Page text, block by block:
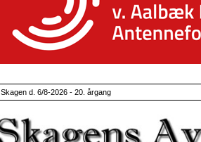
Skagen d. 6/8-2026 - 20. årgang